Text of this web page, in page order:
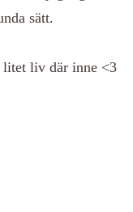
sätt.
litet liv där inne <3